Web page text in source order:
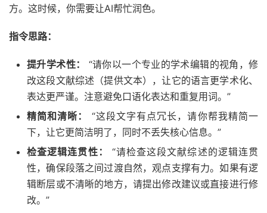
方。这时候，你需要让AI帮忙润色。
指令思路：
提升学术性：
“请你以一个专业的学术编辑的视角，修
改这段文献综述（提供文本），让它的语言更学术化、
表达更严谨。注意避免口语化表达和重复用词。”
精简和清晰：
“这段文字有点冗长，请你帮我精简一
下，让它更简洁明了，同时不丢失核心信息。”
检查逻辑连贯性：
“请检查这段文献综述的逻辑连贯
性，确保段落之间过渡自然，观点支撑有力。如果有逻
辑断层或不清晰的地方，请提出修改建议或直接进行修
改。”